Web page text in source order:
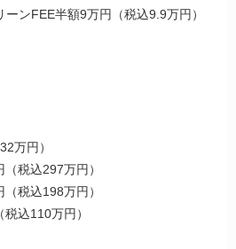
ンFEE半額9万円（税込9.9万円）
万円）
税込297万円）
税込198万円）
込110万円）